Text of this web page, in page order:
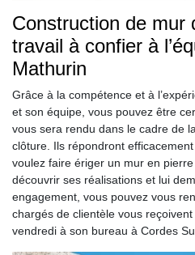
Construction de mur
travail à confier à
Mathurin
Grâce à la compétence et à
et son équipe, vous pouvez être
vous sera rendu dans le cadre de
clôture. Ils répondront
voulez faire ériger un mur en
découvrir ses réalisations et lui
engagement, vous pouvez vous
chargés de clientèle vous
vendredi à son bureau à Cordes